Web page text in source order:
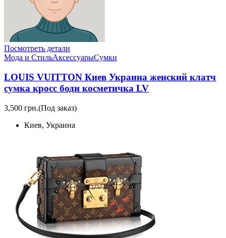
Посмотреть детали
Мода и СтильАксессуарыСумки
LOUIS VUITTON Киев Украина женский клатч
сумка кросс боди косметичка LV
3,500 грн.(Под заказ)
Киев, Украина